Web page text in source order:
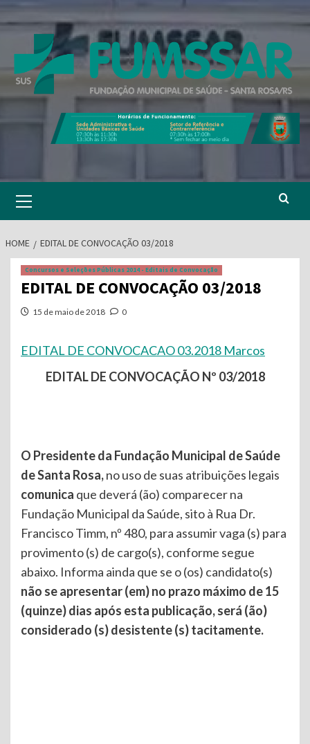
to
Menu
HOME EDITAL DE CONVOCAÇÃO 03/2018
Concursos e Seleções Públicas 2014 - Editais de Convocação
EDITAL DE CONVOCAÇÃO 03/2018
15 de maio de 2018 0
EDITAL DE CONVOCACAO 03.2018 Marcos
EDITAL DE CONVOCAÇÃO Nº 03/2018
O Presidente da Fundação Municipal de Saúde
de Santa Rosa,no uso de suas atribuições legais
comunica que deverá (ão) comparecer na
Fundação Municipal da Saúde, sito à Rua Dr.
Francisco Timm, nº 480, para assumir vaga (s) para
provimento (s) de cargo(s), conforme segue
abaixo. Informa ainda que se o (os) candidato(s)
não seapresentar (em) no prazo máximo de 15
(quinze) dias após esta publicação, será (ão)
considerado (s) desistente (s) tacitamente.